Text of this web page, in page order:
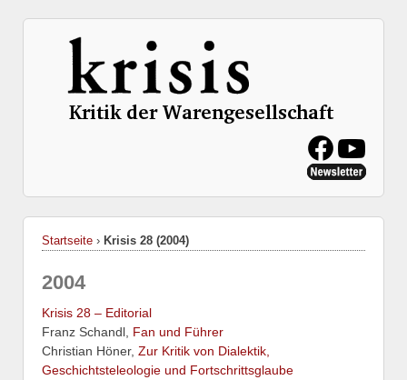
Startseite › Krisis 28 (2004)
2004
Krisis 28 – Editorial
Franz Schandl, Fan und Führer
Christian Höner, Zur Kritik von Dialektik,
Geschichtsteleologie und Fortschrittsglaube